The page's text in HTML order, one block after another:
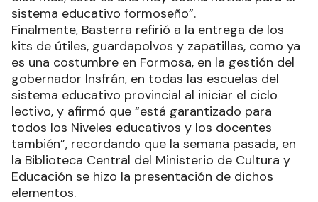
sistema educativo formoseño”.
Finalmente, Basterra refirió a la entrega de los
kits de útiles, guardapolvos y zapatillas, como ya
es una costumbre en Formosa, en la gestión del
gobernador Insfrán, en todas las escuelas del
sistema educativo provincial al iniciar el ciclo
lectivo, y afirmó que “está garantizado para
todos los Niveles educativos y los docentes
también”, recordando que la semana pasada, en
la Biblioteca Central del Ministerio de Cultura y
Educación se hizo la presentación de dichos
elementos.